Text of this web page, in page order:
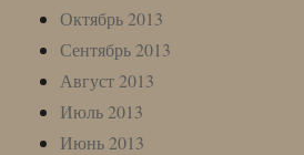
Октябрь 2013
Сентябрь 2013
Август 2013
Июль 2013
Июнь 2013